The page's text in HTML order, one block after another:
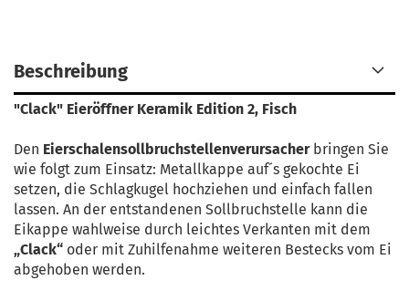
Beschreibung
"Clack" Eieröffner Keramik Edition 2, Fisch
Den Eierschalensollbruchstellenverursacherbringen Sie
wie folgt zum Einsatz: Metallkappe auf´s gekochte Ei
setzen, die Schlagkugel hochziehen und einfach fallen
lassen. An der entstandenen Sollbruchstelle kann die
Eikappe wahlweise durch leichtes Verkanten mit dem
„Clack“ oder mit Zuhilfenahme weiteren Bestecks vom Ei
abgehoben werden.